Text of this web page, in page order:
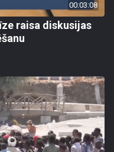
00:03:08
raisa diskusijas